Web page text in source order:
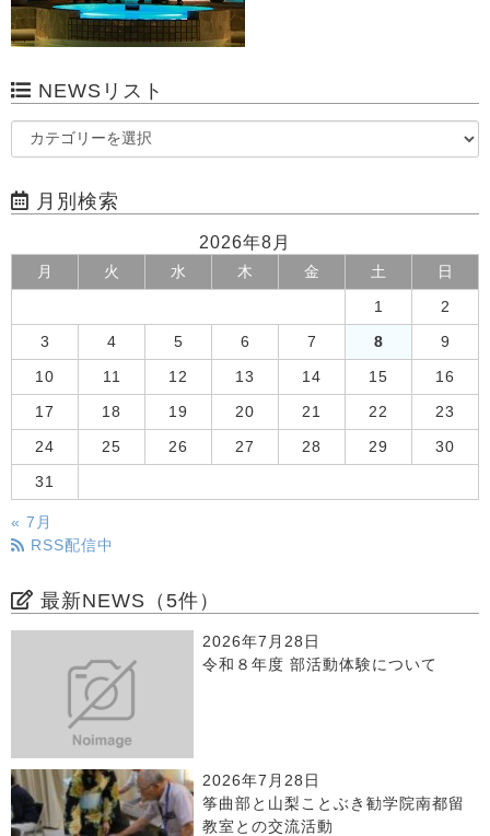
NEWSリスト
月別検索
2026年8月
月 火 水 木 金 土 日
1 2
3 4 5 6 7 8 9
10 11 12 13 14 15 16
17 18 19 20 21 22 23
24 25 26 27 28 29 30
31
« 7月
RSS配信中
最新NEWS（5件）
2026年7月28日
令和８年度 部活動体験について
2026年7月28日
筝曲部と山梨ことぶき勧学院南都留
教室との交流活動